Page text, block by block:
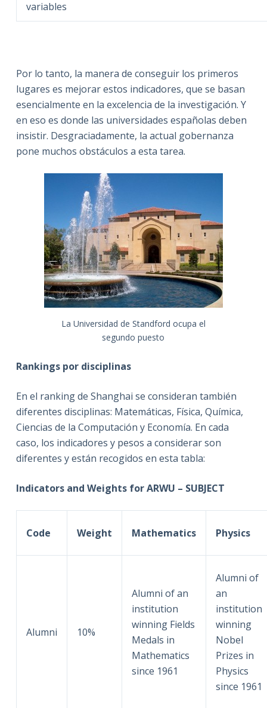
variables
Por lo tanto, la manera de conseguir los primeros
lugares es mejorar estos indicadores, que se basan
esencialmente en la excelencia de la investigación. Y
en eso es donde las universidades españolas deben
insistir. Desgraciadamente, la actual gobernanza
pone muchos obstáculos a esta tarea.
La Universidad de Standford ocupa el
segundo puesto
Rankings por disciplinas
En el ranking de Shanghai se consideran también
diferentes disciplinas: Matemáticas, Física, Química,
Ciencias de la Computación y Economía. En cada
caso, los indicadores y pesos a considerar son
diferentes y están recogidos en esta tabla:
Indicators and Weights for ARWU – SUBJECT
Code Weight Mathematics Physics
Alumni 10%
Alumni of an
institution
winning Fields
Medals in
Mathematics
since 1961
Alumni of
an
institution
winning
Nobel
Prizes in
Physics
since 1961